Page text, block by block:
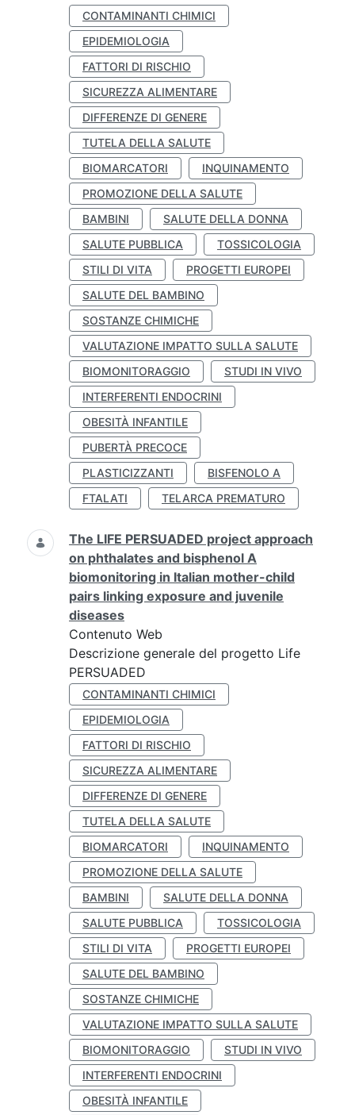
CONTAMINANTI CHIMICI
EPIDEMIOLOGIA
FATTORI DI RISCHIO
SICUREZZA ALIMENTARE
DIFFERENZE DI GENERE
TUTELA DELLA SALUTE
BIOMARCATORI
INQUINAMENTO
PROMOZIONE DELLA SALUTE
BAMBINI
SALUTE DELLA DONNA
SALUTE PUBBLICA
TOSSICOLOGIA
STILI DI VITA
PROGETTI EUROPEI
SALUTE DEL BAMBINO
SOSTANZE CHIMICHE
VALUTAZIONE IMPATTO SULLA SALUTE
BIOMONITORAGGIO
STUDI IN VIVO
INTERFERENTI ENDOCRINI
OBESITÀ INFANTILE
PUBERTÀ PRECOCE
PLASTICIZZANTI
BISFENOLO A
FTALATI
TELARCA PREMATURO
The LIFE PERSUADED project approach
on phthalates and bisphenol A
biomonitoring in Italian mother-child
pairs linking exposure and juvenile
diseases
Contenuto Web
Descrizione generale del progetto Life
PERSUADED
CONTAMINANTI CHIMICI
EPIDEMIOLOGIA
FATTORI DI RISCHIO
SICUREZZA ALIMENTARE
DIFFERENZE DI GENERE
TUTELA DELLA SALUTE
BIOMARCATORI
INQUINAMENTO
PROMOZIONE DELLA SALUTE
BAMBINI
SALUTE DELLA DONNA
SALUTE PUBBLICA
TOSSICOLOGIA
STILI DI VITA
PROGETTI EUROPEI
SALUTE DEL BAMBINO
SOSTANZE CHIMICHE
VALUTAZIONE IMPATTO SULLA SALUTE
BIOMONITORAGGIO
STUDI IN VIVO
INTERFERENTI ENDOCRINI
OBESITÀ INFANTILE